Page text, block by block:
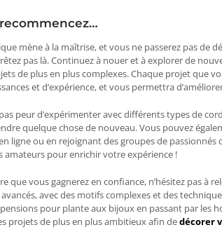
mène à la maîtrise, et vous ne passerez pas de
pas là. Continuez à nouer et à explorer de
de plus en plus complexes. Chaque projet que
et d’expérience, et vous permettra
pas peur d’expérimenter avec différents types de
quelque chose de nouveau. Vous pouvez
ligne ou en rejoignant des groupes de
amateurs pour enrichir votre expérience !
que vous gagnerez en confiance, n’hésitez pas à
avec des motifs complexes et des
pour plante aux bijoux en passant par les
projets de plus en plus ambitieux afin dedécorer